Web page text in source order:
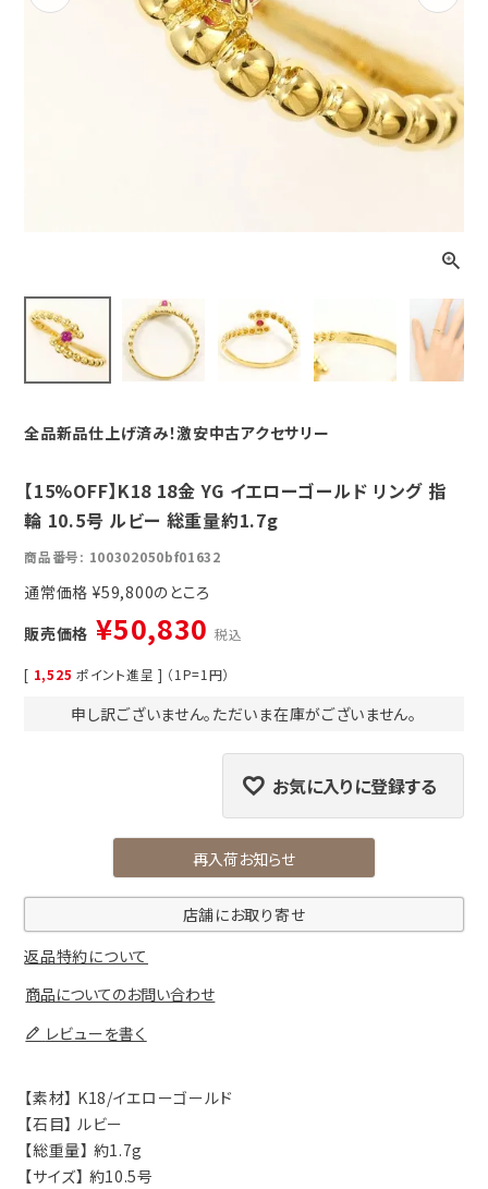
Previous Next
全品新品仕上げ済み！激安中古アクセサリー
【15%OFF】K18 18金 YG イエローゴールド リング 指
輪 10.5号 ルビー 総重量約1.7g
商品番号 100302050bf01632
通常価格 ¥59,800
販売価格 ¥50,830 税込
[ 1,525 ポイント進呈 ] （1P=1円）
申し訳ございません。ただいま在庫がございません。
お気に入りに登録する
再入荷お知らせ
店舗にお取り寄せ
返品特約について
商品についてのお問い合わせ
レビューを書く
【素材】 K18/イエローゴールド
【石目】 ルビー
【総重量】 約1.7g
【サイズ】 約10.5号